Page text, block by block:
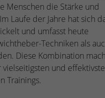
Menschen die Stärke und
Laufe der Jahre hat sich
und umfasst heute
Techniken als
Diese Kombination
vielseitigsten und
Trainings.